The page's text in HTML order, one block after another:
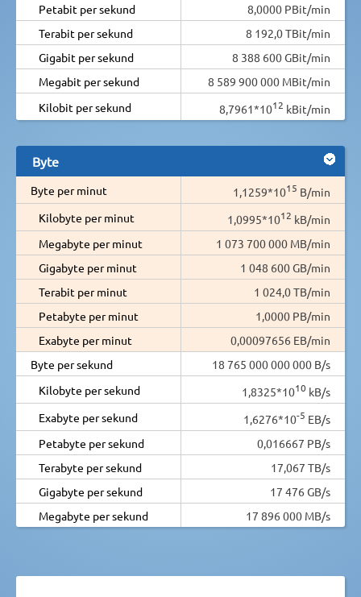
Petabit per sekund
8,0000 PBit/min
Terabit per sekund
8 192,0 TBit/min
Gigabit per sekund
8 388 600 GBit/min
Megabit per sekund
8 589 900 000 MBit/min
Kilobit per sekund
8,7961*1012 kBit/min
Byte
Byte per minut 1,1259*1015 B/min
Kilobyte per minut
1,0995*1012 kB/min
Megabyte per minut
1 073 700 000 MB/min
Gigabyte per minut
1 048 600 GB/min
Terabit per minut
1 024,0 TB/min
Petabyte per minut
1,0000 PB/min
Exabyte per minut
0,00097656 EB/min
Byte per sekund
18 765 000 000 000 B/s
Kilobyte per sekund
1,8325*1010 kB/s
Exabyte per sekund
1,6276*10-5 EB/s
Petabyte per sekund
0,016667 PB/s
Terabyte per sekund
17,067 TB/s
Gigabyte per sekund
17 476 GB/s
Megabyte per sekund
17 896 000 MB/s